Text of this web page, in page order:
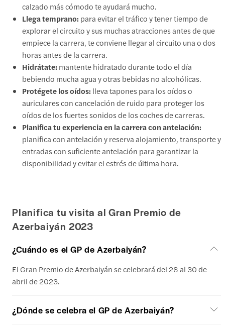
calzado más cómodo te ayudará mucho.
Llega temprano: para evitar el tráfico y tener tiempo de
explorar el circuito y sus muchas atracciones antes de que
empiece la carrera, te conviene llegar al circuito una o dos
horas antes de la carrera.
Hidrátate: mantente hidratado durante todo el día
bebiendo mucha agua y otras bebidas no alcohólicas.
Protégete los oídos: lleva tapones para los oídos o
auriculares con cancelación de ruido para proteger los
oídos de los fuertes sonidos de los coches de carreras.
Planifica tu experiencia en la carrera con antelación:
planifica con antelación y reserva alojamiento, transporte y
entradas con suficiente antelación para garantizar la
disponibilidad y evitar el estrés de última hora.
Planifica tu visita al Gran Premio de
Azerbaiyán 2023
¿Cuándo es el GP de Azerbaiyán?
El Gran Premio de Azerbaiyán se celebrará del 28 al 30 de
abril de 2023.
¿Dónde se celebra el GP de Azerbaiyán?